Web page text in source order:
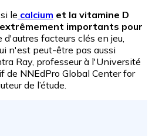
le calcium et la vitamine D
importants pour
d'autres facteurs clés en jeu,
n'est peut-être pas aussi
Ray, professeur à l'Université
de NNEdPro Global Center for
de l’étude.